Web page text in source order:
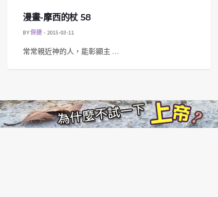
漫畫-摩西的杖 58
BY保捷 2015-03-11
常常親近神的人，能彰顯主 …